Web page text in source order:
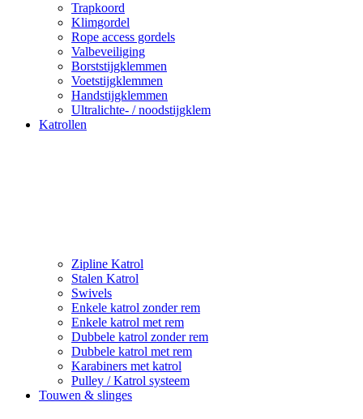
Trapkoord
Klimgordel
Rope access gordels
Valbeveiliging
Borststijgklemmen
Voetstijgklemmen
Handstijgklemmen
Ultralichte- / noodstijgklem
Katrollen
Zipline Katrol
Stalen Katrol
Swivels
Enkele katrol zonder rem
Enkele katrol met rem
Dubbele katrol zonder rem
Dubbele katrol met rem
Karabiners met katrol
Pulley / Katrol systeem
Touwen & slinges